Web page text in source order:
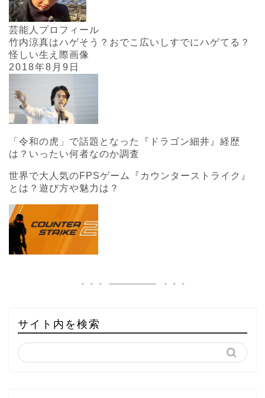
芸能人プロフィール
竹内涼真はハゲそう？おでこ広いしすでにハゲてる？
怪しい生え際画像
2018年8月9日
「令和の虎」で話題となった『ドラゴン細井』経歴
は？いったい何者なのか調査
世界で大人気のFPSゲーム『カウンターストライク』
とは？遊び方や魅力は？
サイト内を検索